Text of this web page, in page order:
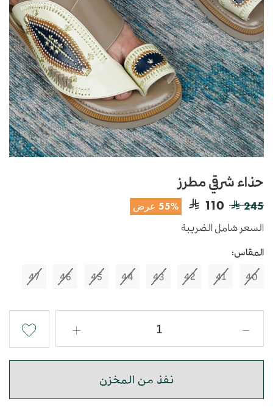
حذاء شرقي مطرز
245
110 55% عرض
السعر شامل الضريبة
المقاس:
40
41
42
43
44
45
46
47
نفذ من المخزن